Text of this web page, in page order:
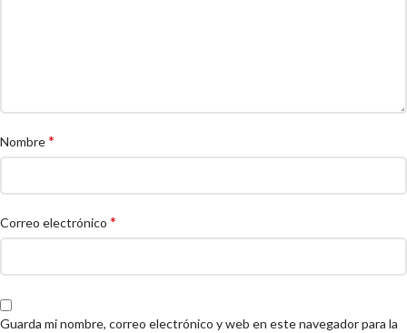
Nombre*
Correo electrónico *
Guarda mi nombre, correo electrónico y web en este navegador para la